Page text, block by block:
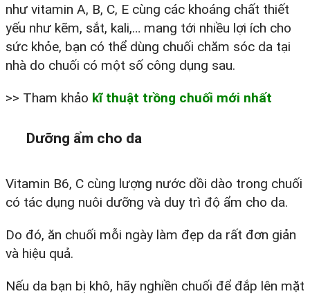
như vitamin A, B, C, E cùng các khoáng chất thiết
yếu như kẽm, sắt, kali,… mang tới nhiều lợi ích cho
sức khỏe, bạn có thể dùng chuối chăm sóc da tại
nhà do chuối có một số công dụng sau.
>> Tham khảo kĩ thuật trồng chuối mới nhất
Dưỡng ẩm cho da
Vitamin B6, C cùng lượng nước dồi dào trong chuối
có tác dụng nuôi dưỡng và duy trì độ ẩm cho da.
Do đó, ăn chuối mỗi ngày làm đẹp da rất đơn giản
và hiệu quả.
Nếu da bạn bị khô, hãy nghiền chuối để đắp lên mặt